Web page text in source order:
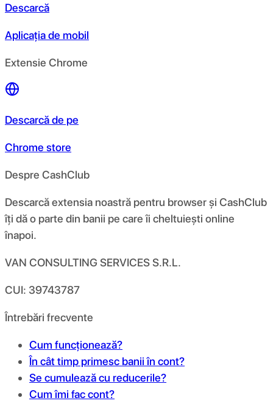
Descarcă
Aplicația de mobil
Extensie Chrome
Descarcă de pe
Chrome store
Despre CashClub
Descarcă extensia noastră pentru browser și CashClub
îți dă o parte din banii pe care îi cheltuiești online
înapoi.
VAN CONSULTING SERVICES S.R.L.
CUI: 39743787
Întrebări frecvente
Cum funcționează?
În cât timp primesc banii în cont?
Se cumulează cu reducerile?
Cum îmi fac cont?